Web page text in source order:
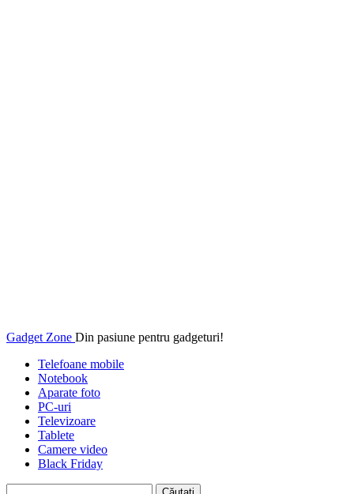
Gadget Zone Din pasiune pentru gadgeturi!
Telefoane mobile
Notebook
Aparate foto
PC-uri
Televizoare
Tablete
Camere video
Black Friday